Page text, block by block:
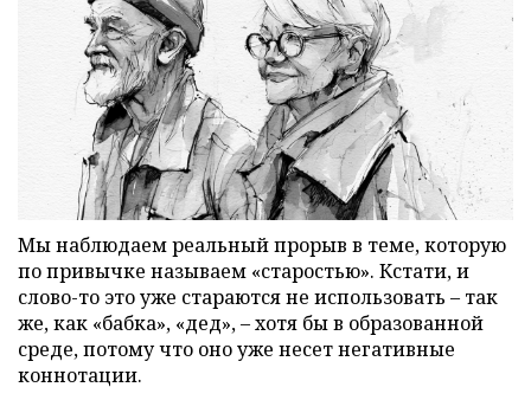
Мы наблюдаем реальный прорыв в теме, которую
по привычке называем «старостью». Кстати, и
слово-то это уже стараются не использовать – так
же, как «бабка», «дед», – хотя бы в образованной
среде, потому что оно уже несет негативные
коннотации.